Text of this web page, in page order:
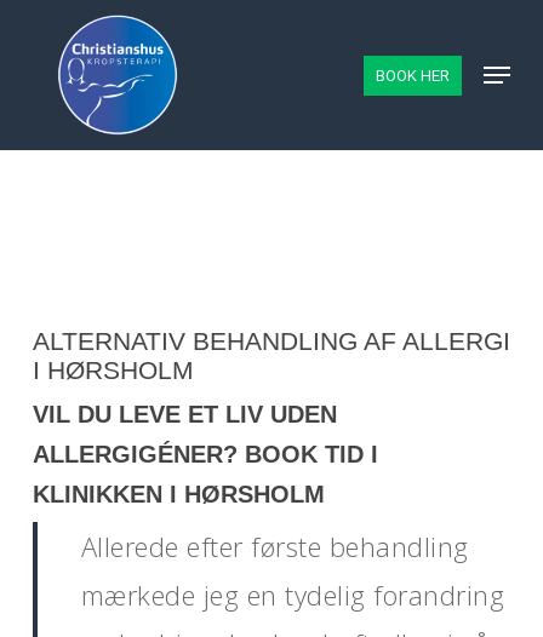
BOOK HER
Menu
ALTERNATIV BEHANDLING AF ALLERGI
I HØRSHOLM
VIL DU LEVE ET LIV UDEN
ALLERGIGÉNER? BOOK TID I
KLINIKKEN I HØRSHOLM
Allerede efter første behandling
mærkede jeg en tydelig forandring